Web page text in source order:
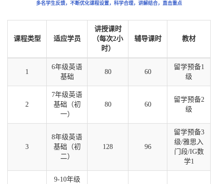
多名学生反馈，不断优化课程设置，科学合理，讲解结合，直击重点
课程类型 适应学员
讲授课时
（每次2小
时）
辅导课时 教材
1
6年级英语
基础
80 60
留学预备1
级
2
7年级英语
基础（初
一）
80 60
留学预备2
级
3
8年级英语
基础（初
二）
128 96
留学预备3
级/雅思入
门段/IG数
学1
9-10年级